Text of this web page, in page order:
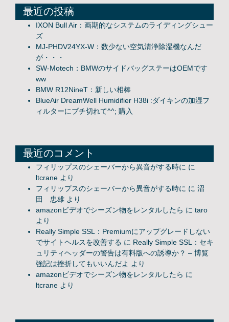
最近の投稿
IXON Bull Air：画期的なシステムのライディングシュー
ズ
MJ-PHDV24YX-W：数少ない空気清浄除湿機なんだ
が・・・
SW-Motech：BMWのサイドバッグステーはOEMです
ww
BMW R12NineT：新しい相棒
BlueAir DreamWell Humidifier H38i :ダイキンの加湿フ
ィルターにブチ切れて^^; 購入
最近のコメント
フィリップスのシェーバーから異音がする時に に
ltcrane より
フィリップスのシェーバーから異音がする時に に 沼
田 忠雄 より
amazonビデオでシーズン物をレンタルしたら に taro
より
Really Simple SSL：Premiumにアップグレードしない
でサイトヘルスを改善する に Really Simple SSL：セキ
ュリティヘッダーの警告は有料版への誘導か？ – 博覧
強記は挫折してもいいんだよ より
amazonビデオでシーズン物をレンタルしたら に
ltcrane より